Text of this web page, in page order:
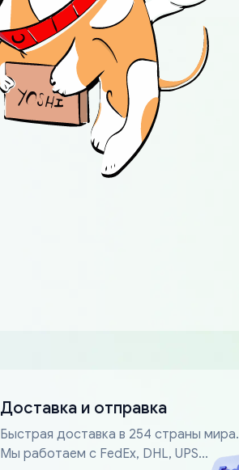
Доставка и отправка
Быстрая доставка в 254 страны мира.
Мы работаем с FedEx, DHL, UPS...